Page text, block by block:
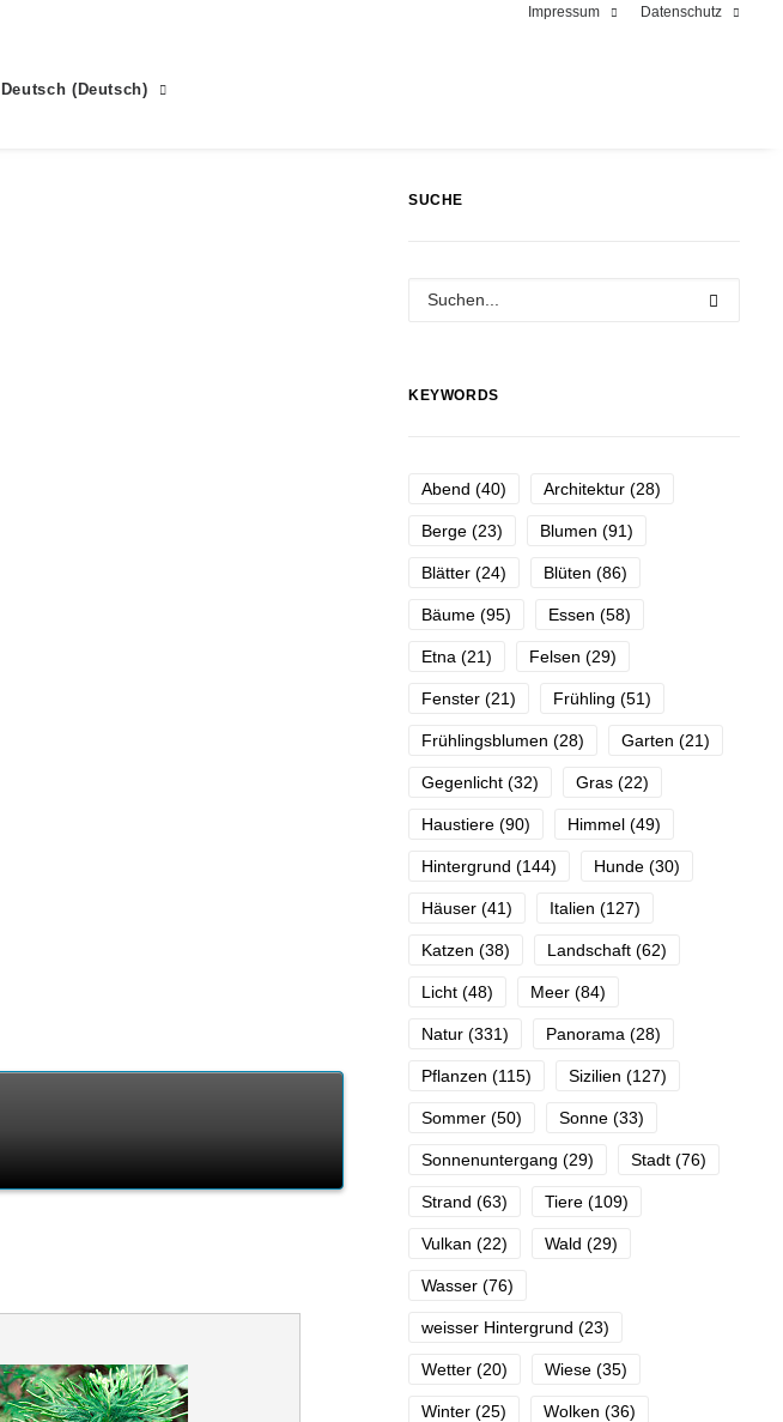
Impressum Datenschutz
Deutsch (Deutsch)
SUCHE
KEYWORDS
Abend (40) Architektur (28)
Berge (23) Blumen (91)
Blätter (24) Blüten (86)
Bäume (95) Essen (58)
Etna (21) Felsen (29)
Fenster (21) Frühling (51)
Frühlingsblumen (28) Garten (21)
Gegenlicht (32) Gras (22)
Haustiere (90) Himmel (49)
Hintergrund (144) Hunde (30)
Häuser (41) Italien (127)
Katzen (38) Landschaft (62)
Licht (48) Meer (84)
Natur (331) Panorama (28)
Pflanzen (115) Sizilien (127)
Sommer (50) Sonne (33)
Sonnenuntergang (29) Stadt (76)
Strand (63) Tiere (109)
Vulkan (22) Wald (29)
Wasser (76)
weisser Hintergrund (23)
Wetter (20) Wiese (35)
Winter (25) Wolken (36)